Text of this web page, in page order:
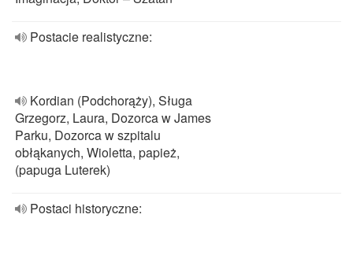
Postacie realistyczne:
Kordian (Podchorąży), Sługa
Grzegorz, Laura, Dozorca w James
Parku, Dozorca w szpitalu
obłąkanych, Wioletta, papież,
(papuga Luterek)
Postaci historyczne: